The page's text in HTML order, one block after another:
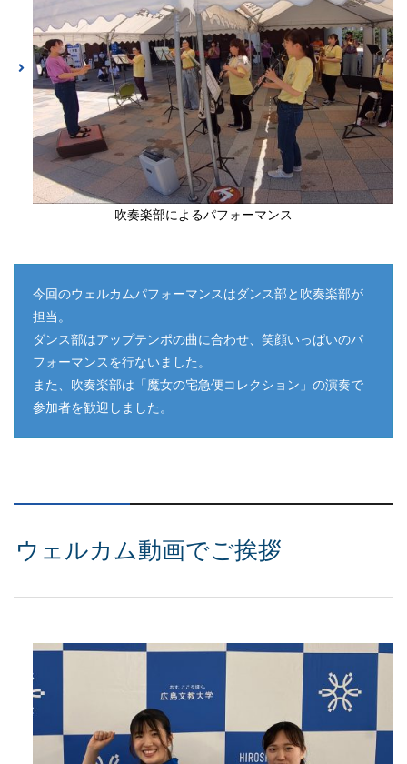
吹奏楽部によるパフォーマンス
今回のウェルカムパフォーマンスはダンス部と吹奏楽部が
担当。
ダンス部はアップテンポの曲に合わせ、笑顔いっぱいのパ
フォーマンスを行ないました。
また、吹奏楽部は「魔女の宅急便コレクション」の演奏で
参加者を歓迎しました。
ウェルカム動画でご挨拶